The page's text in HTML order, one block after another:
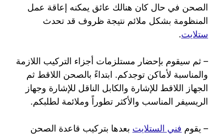
الصحن في حال كان هنالك عائق يمكنه إعاقة عمل
المنظومة بشكل ملائم نتيجة ظروف قد تحدث
ستلايت.
– ثم سيقوم بإحضار مستلزمات أجزاء التركيب اللازمة
والمناسبة لأماكن توجدكم. ابتداءً بالصحن اللاقط ثم
الجهاز اللاقط للإشارة والكابل الناقل للإشارة وجهاز
الريسيفر المناسب والأكثر تطوراً وملائمة لطلبكم.
– يقوم فني الستلايت بعدها بتركيب قاعدة الصحن